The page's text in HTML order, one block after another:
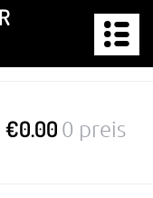
€0.00 0 preis